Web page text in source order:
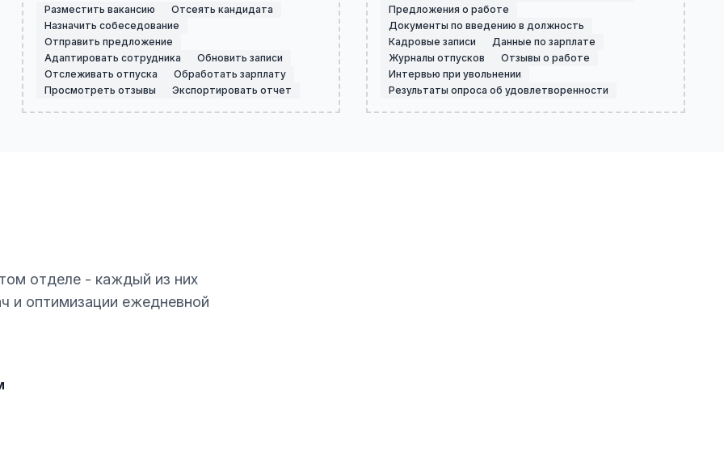
Разместить вакансию
Отсеять кандидата
Назначить собеседование
Отправить предложение
Адаптировать сотрудника
Обновить записи
Отслеживать отпуска
Обработать зарплату
Просмотреть отзывы
Экспортировать отчет
Предложения о работе
Документы по введению в должность
Кадровые записи
Данные по зарплате
Журналы отпусков
Отзывы о работе
Интервью при увольнении
Результаты опроса об удовлетворенности
отделе - каждый из них
и оптимизации ежедневной